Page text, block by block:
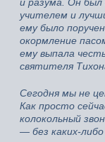
и разума. Он
учителем и
ему было
окормление
ему выпала
святителя
Сегодня мы не
Как просто
колокольный
— без